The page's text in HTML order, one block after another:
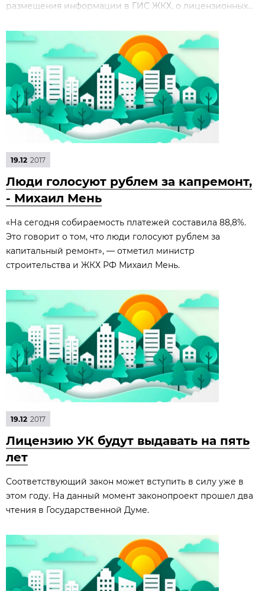
размещения информации в ГИС ЖКХ, о лицензионных...
19.12 2017
Люди голосуют рублем за капремонт,
- Михаил Мень
«На сегодня собираемость платежей составила 88,8%.
Это говорит о том, что люди голосуют рублем за
капитальный ремонт», — отметил министр
строительства и ЖКХ РФ Михаил Мень.
19.12 2017
Лицензию УК будут выдавать на пять
лет
Соответствующий закон может вступить в силу уже в
этом году. На данный момент законопроект прошел два
чтения в Государственной Думе.